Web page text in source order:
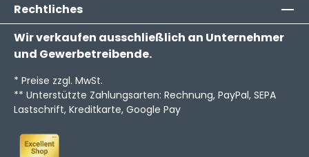
Rechtliches
Wir verkaufen ausschließlich an Unternehmer
und Gewerbetreibende.
* Preise zzgl. MwSt.
** Unterstützte Zahlungsarten: Rechnung, PayPal, SEPA
Lastschrift, Kreditkarte, Google Pay